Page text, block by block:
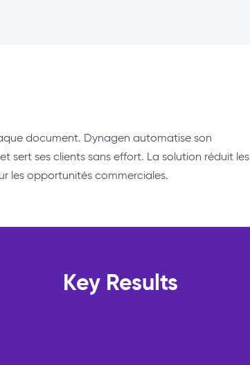
document. Dynagen automatise son
sert ses clients sans effort. La solution réduit les
les opportunités commerciales.
Key Results